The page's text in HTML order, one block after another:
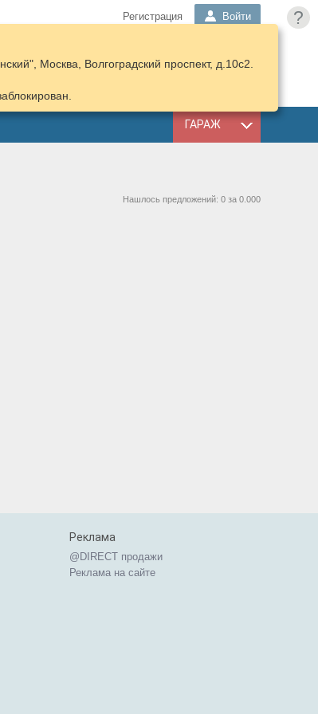
?
Регистрация Войти
КОРЗИНА
ПОДОБРАТЬ
ГАРАЖ
Москва, Волгоградский проспект, д.10с2.
Нашлось предложений: 0 за 0.000
Реклама
@DIRECT продажи
Реклама на сайте